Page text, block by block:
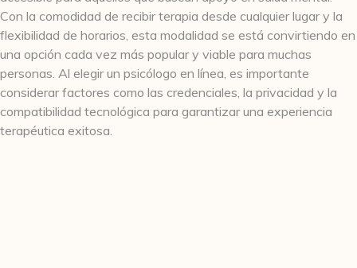
Con la comodidad de recibir terapia desde cualquier lugar y la
flexibilidad de horarios, esta modalidad se está convirtiendo en
una opción cada vez más popular y viable para muchas
personas. Al elegir un psicólogo en línea, es importante
considerar factores como las credenciales, la privacidad y la
compatibilidad tecnológica para garantizar una experiencia
terapéutica exitosa.